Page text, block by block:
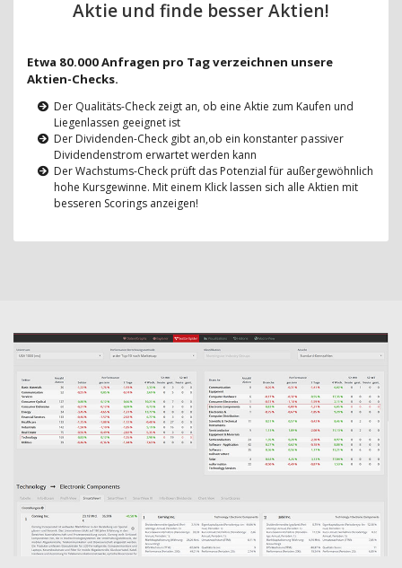
Aktie und finde besser Aktien!
Etwa 80.000 Anfragen pro Tag verzeichnen unsere
Aktien-Checks.
Der Qualitäts-Check zeigt an, ob eine Aktie zum Kaufen und
Liegenlassen geeignet ist
Der Dividenden-Check gibt an,ob ein konstanter passiver
Dividendenstrom erwartet werden kann
Der Wachstums-Check prüft das Potenzial für außergewöhnlich
hohe Kursgewinne. Mit einem Klick lassen sich alle Aktien mit
besseren Scorings anzeigen!